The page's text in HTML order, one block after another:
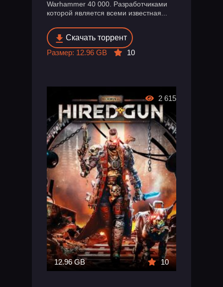
Warhammer 40 000. Разработчиками
которой является всеми известная...
Скачать торрент
Размер: 12.96 GB
10
12.96 GB 10
2 615